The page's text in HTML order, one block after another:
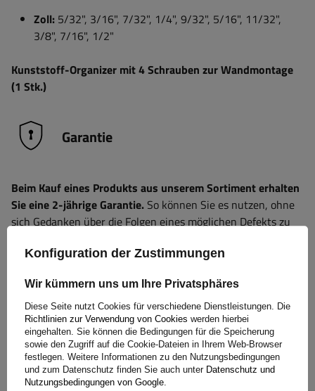
Zoll: 5/32", 3/16", 7/32", 1/4", 9/32", 5/16", 11/32",
3/8", 7/16", 1/2"
Kunststoff-Organizer mit 4 Schrauben zur Wandmontage
(1 Stk.)
Garantie
Beim Kauf eines Produkts aus unserem Sortiment erhalten
Sie eine 2-jährige Garantie. So können Sie es nutzen, ohne
sich Gedanken über die Folgen eines möglichen Defekts zu
wir das Verfahren zur Einreichung einer möglichen
nur das auf unserer Website verfügbare Formular ausfüllen
und abschicken.
Spezifikation
Konfiguration der Zustimmungen
Wir kümmern uns um Ihre Privatsphäres
Diese Seite nutzt Cookies für verschiedene Dienstleistungen. Die
Richtlinien zur Verwendung von Cookies werden hierbei
eingehalten. Sie können die Bedingungen für die Speicherung
sowie den Zugriff auf die Cookie-Dateien in Ihrem Web-Browser
festlegen. Weitere Informationen zu den Nutzungsbedingungen
und zum Datenschutz finden Sie auch unter Datenschutz und
Nutzungsbedingungen von Google